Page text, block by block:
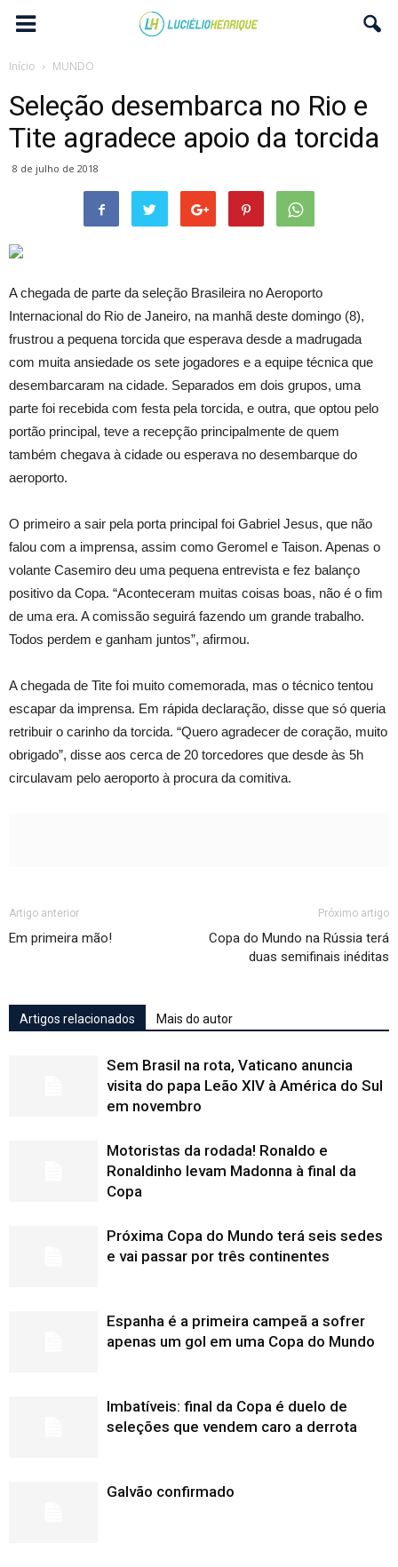
Início MUNDO
Seleção desembarca no Rio e
Tite agradece apoio da torcida
8 de julho de 2018
A chegada de parte da seleção Brasileira no Aeroporto
Internacional do Rio de Janeiro, na manhã deste domingo (8),
frustrou a pequena torcida que esperava desde a madrugada
com muita ansiedade os sete jogadores e a equipe técnica que
desembarcaram na cidade. Separados em dois grupos, uma
parte foi recebida com festa pela torcida, e outra, que optou pelo
portão principal, teve a recepção principalmente de quem
também chegava à cidade ou esperava no desembarque do
aeroporto.
O primeiro a sair pela porta principal foi Gabriel Jesus, que não
falou com a imprensa, assim como Geromel e Taison. Apenas o
volante Casemiro deu uma pequena entrevista e fez balanço
positivo da Copa. “Aconteceram muitas coisas boas, não é o fim
de uma era. A comissão seguirá fazendo um grande trabalho.
Todos perdem e ganham juntos”, afirmou.
A chegada de Tite foi muito comemorada, mas o técnico tentou
escapar da imprensa. Em rápida declaração, disse que só queria
retribuir o carinho da torcida. “Quero agradecer de coração, muito
obrigado”, disse aos cerca de 20 torcedores que desde às 5h
circulavam pelo aeroporto à procura da comitiva.
Artigo anterior
Em primeira mão!
Próximo artigo
Copa do Mundo na Rússia terá
duas semifinais inéditas
Artigos relacionados Mais do autor
Sem Brasil na rota, Vaticano anuncia
visita do papa Leão XIV à América do Sul
em novembro
Motoristas da rodada! Ronaldo e
Ronaldinho levam Madonna à final da
Copa
Próxima Copa do Mundo terá seis sedes
e vai passar por três continentes
Espanha é a primeira campeã a sofrer
apenas um gol em uma Copa do Mundo
Imbatíveis: final da Copa é duelo de
seleções que vendem caro a derrota
Galvão confirmado